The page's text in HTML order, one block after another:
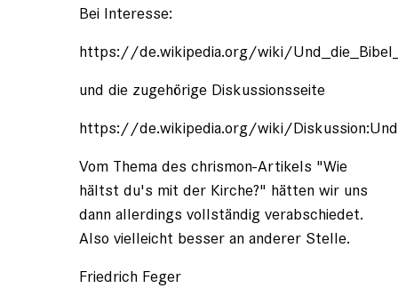
Bei Interesse:
https://de.wikipedia.org/wiki/
und die zugehörige Diskussionsseite
https://de.wikipedia.org/wiki/
Vom Thema des chrismon-Artikels "Wie
hältst du's mit der Kirche?" hätten wir uns
dann allerdings vollständig verabschiedet.
Also vielleicht besser an anderer Stelle.
Friedrich Feger